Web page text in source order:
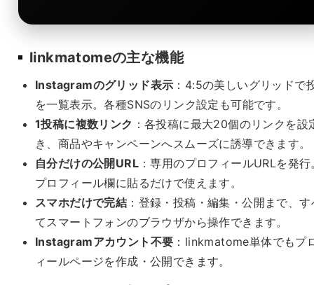
linkmatomeの主な機能
Instagramのグリッド表示 ：4:5の美しいグリッドで
を一覧表示。各種SNSのリンク設定も可能です。
1投稿に複数リンク ：各投稿に最大20個のリンクを設
き、商品やキャンペーンへスムーズに誘導できます。
自分だけの公開URL：専用のプロフィールURLを発行
プロフィール欄に貼るだけで使えます。
スマホだけで完結 ：登録・投稿・編集・公開まで、す
てスマートフォンのブラウザから操作できます。
Instagramアカウント不要 ：linkmatome単体でもプ
ィールページを作成・公開できます。